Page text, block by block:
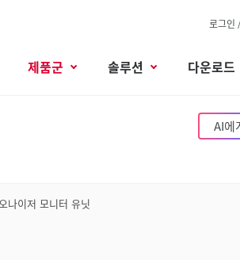
로그인
제품군 솔루션 다운로드
AI에
나이저 모니터 유닛